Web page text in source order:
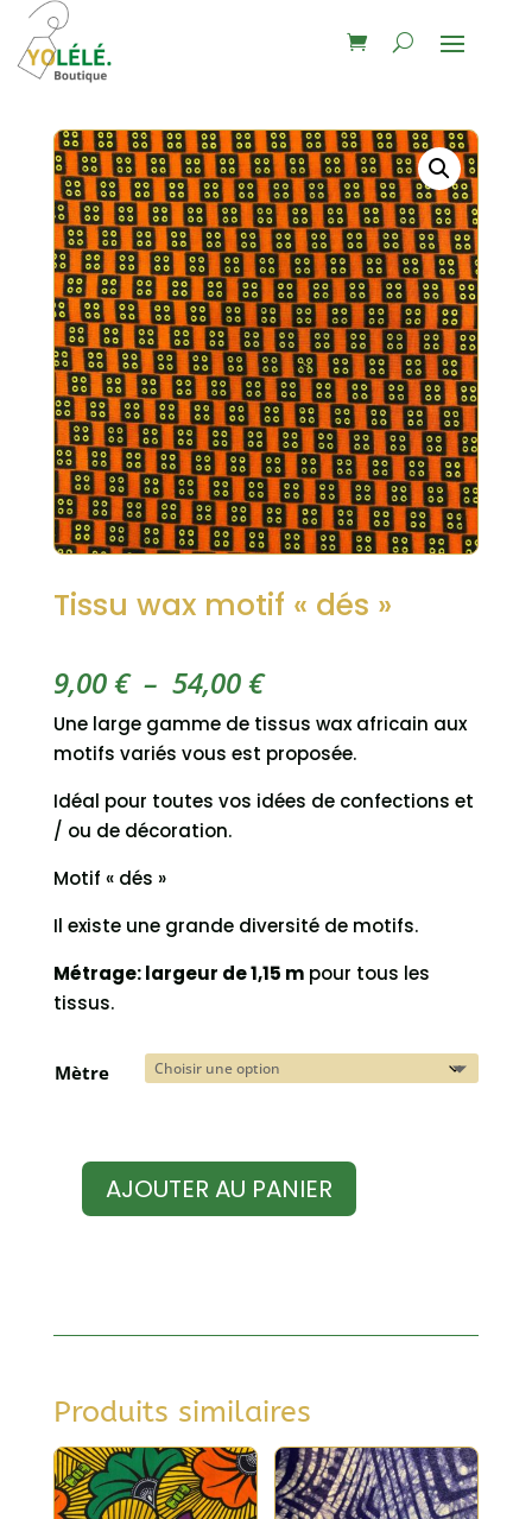
Tissu wax motif « dés »
9,00€ – 54,00€Plage
de
prix :
9,00 €
à
Une large gamme de tissus wax africain aux
motifs variés vous est proposée.
Idéal pour toutes vos idées de confections et
/ ou de décoration.
Motif « dés »
Il existe une grande diversité de motifs.
Métrage:largeur de 1,15 m pour tous les
tissus.
Mètre
quantitéAJOUTER AU PANIER
Produits similaires